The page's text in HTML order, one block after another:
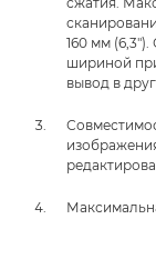
160 мм
шириной
вывод в